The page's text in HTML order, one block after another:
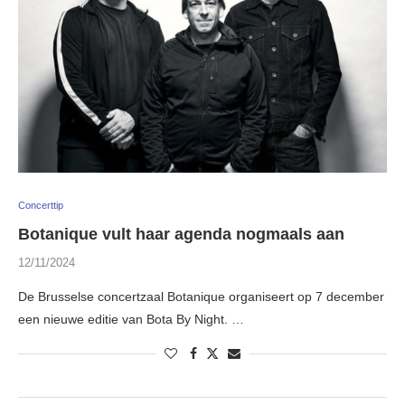
Concerttip
Botanique vult haar agenda nogmaals aan
12/11/2024
De Brusselse concertzaal Botanique organiseert op 7 december
een nieuwe editie van Bota By Night. …